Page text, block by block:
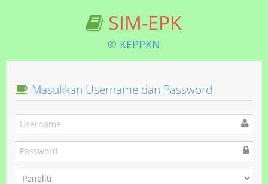
SIM-EPK
© KEPPKN
Masukkan Username dan Password